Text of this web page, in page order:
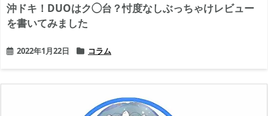
沖ドキ！DUOはク◯台？忖度なしぶっちゃけレビュー
を書いてみました
2022年1月22日 コラム